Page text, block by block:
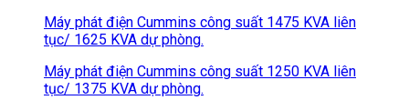
Máy phát điện Cummins công suất 1475 KVA liên
tục/ 1625 KVA dự phòng.
Máy phát điện Cummins công suất 1250 KVA liên
tục/ 1375 KVA dự phòng.